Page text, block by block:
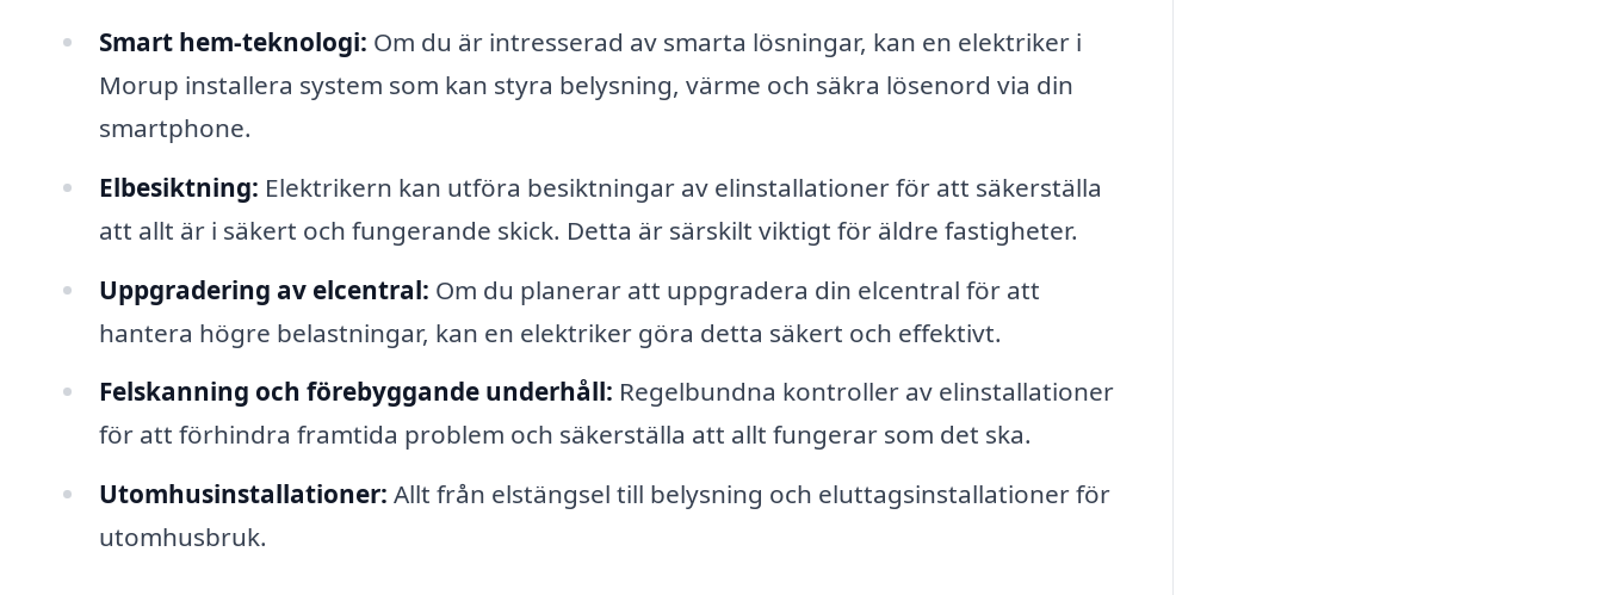
Smart hem-teknologi: Om du är intresserad av smarta lösningar, kan en elektriker i
Morup installera system som kan styra belysning, värme och säkra lösenord via din
smartphone.
Elbesiktning: Elektrikern kan utföra besiktningar av elinstallationer för att säkerställa
att allt är i säkert och fungerande skick. Detta är särskilt viktigt för äldre fastigheter.
Uppgradering av elcentral: Om du planerar att uppgradera din elcentral för att
hantera högre belastningar, kan en elektriker göra detta säkert och effektivt.
Felskanning och förebyggande underhåll: Regelbundna kontroller av elinstallationer
för att förhindra framtida problem och säkerställa att allt fungerar som det ska.
Utomhusinstallationer: Allt från elstängsel till belysning och eluttagsinstallationer för
utomhusbruk.